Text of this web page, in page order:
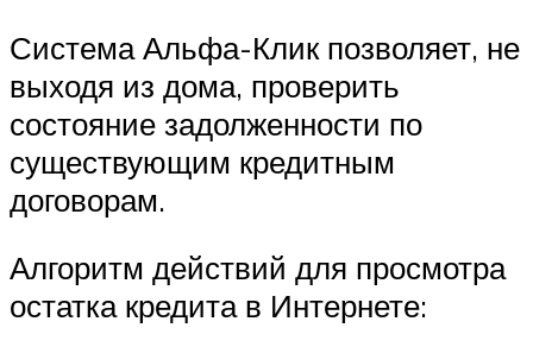
Система Альфа-Клик позволяет, не
выходя из дома, проверить
состояние задолженности по
существующим кредитным
договорам.
Алгоритм действий для просмотра
остатка кредита в Интернете: